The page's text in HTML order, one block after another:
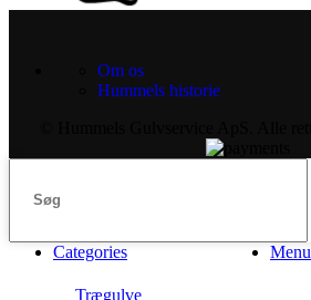
Om os
Hummels historie
Menu
Categories
Trægulve